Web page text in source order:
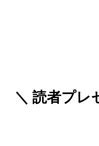
＼ 読者プレ